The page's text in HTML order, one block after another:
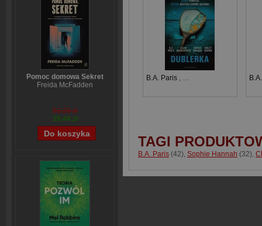
Pomoc domowa Sekret
Freida McFadden
52,25 zł
39,44 zł
B.A. Paris Holly
TAGI
B.A. Paris (42) Sophie Hannah (32)